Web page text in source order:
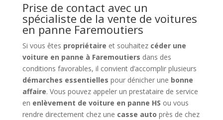
Prise de contact avec un
spécialiste de la vente de voitures
en panne Faremoutiers
Si vous êtes propriétaire et souhaitez céder une
voiture en panne à Faremoutiers dans des
conditions favorables, il convient d’accomplir plusieurs
démarches essentielles pour dénicher une bonne
affaire. Vous pouvez appeler un prestataire de service
en enlèvement de voiture en panne HS ou vous
rendre directement chez une casse auto près de chez